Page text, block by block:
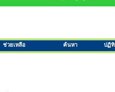
ช่วยเหลือ ค้นหา ปฏิ